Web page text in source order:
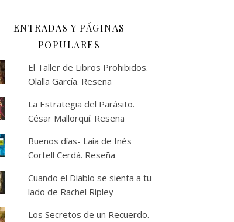
ENTRADAS Y PÁGINAS
POPULARES
El Taller de Libros Prohibidos.
Olalla García. Reseña
La Estrategia del Parásito.
César Mallorquí. Reseña
Buenos días- Laia de Inés
Cortell Cerdá. Reseña
Cuando el Diablo se sienta a tu
lado de Rachel Ripley
Los Secretos de un Recuerdo.